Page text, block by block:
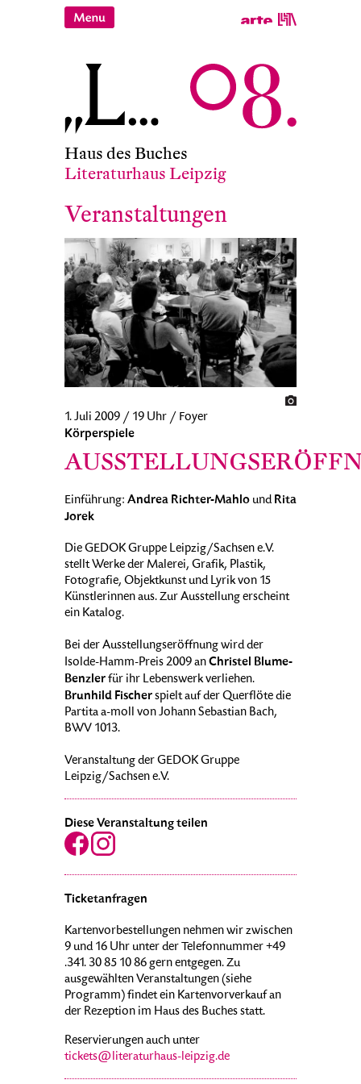
Haus des Buches
Literaturhaus Leipzig
Veranstaltungen
1. Juli 2009 / 19 Uhr / Foyer
Körperspiele
Einführung: Andrea Richter-Mahlo undRita
Jorek
Die GEDOK Gruppe Leipzig/Sachsen e.V.
stellt Werke der Malerei, Grafik, Plastik,
Fotografie, Objektkunst und Lyrik von 15
Künstlerinnen aus. Zur Ausstellung erscheint
ein Katalog.
Bei der Ausstellungseröffnung wird der
Isolde-Hamm-Preis 2009 anChristel Blume-
Benzlerfür ihr Lebenswerk verliehen.
Brunhild Fischerspielt auf der Querflöte die
Partita a-moll von Johann Sebastian Bach,
BWV 1013.
Veranstaltung der GEDOK Gruppe
Leipzig/Sachsen e.V.
Diese Veranstaltung teilen
Ticketanfragen
Kartenvorbestellungen nehmen wir zwischen
9 und 16 Uhr unter der Telefonnummer +49
.341. 30 85 10 86 gern entgegen. Zu
ausgewählten Veranstaltungen (siehe
Programm) findet ein Kartenvorverkauf an
der Rezeption im Haus des Buches statt.
Reservierungen auch unter
tickets@literaturhaus-leipzig.de